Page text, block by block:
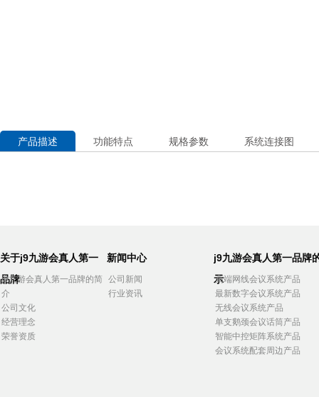
产品描述 功能特点 规格参数 系统连接图
关于j9九游会真人第一
品牌
j9九游会真人第一品牌的简
介
公司文化
经营理念
荣誉资质
新闻中心
公司新闻
行业资讯
j9九游会真人第一品牌
示
高端网线会议系统产品
最新数字会议系统产品
无线会议系统产品
单支鹅颈会议话筒产品
智能中控矩阵系统产品
会议系统配套周边产品